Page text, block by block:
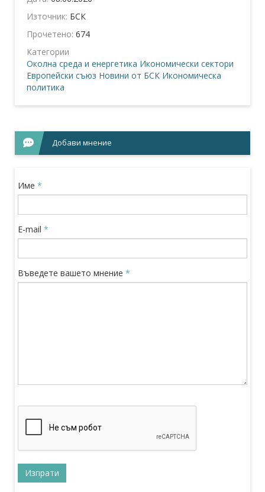
Източник: БСК
Прочетено: 674
Категории
Околна среда и енергетика Икономически сектори
Европейски съюз Новини от БСК Икономическа
политика
Добави мнение
Име *
E-mail *
Въведете вашето мнение *